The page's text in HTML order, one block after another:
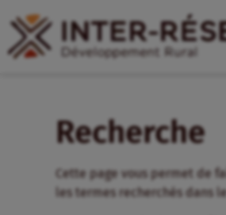
Recherche
Cette page vous permet de
les termes recherchés dans